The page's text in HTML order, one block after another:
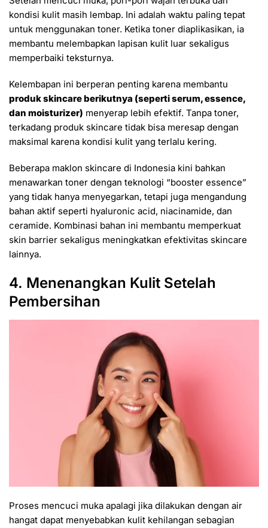
kondisi kulit masih lembap. Ini adalah waktu paling tepat
untuk menggunakan toner. Ketika toner diaplikasikan, ia
membantu melembapkan lapisan kulit luar sekaligus
memperbaiki teksturnya.
Kelembapan ini berperan penting karena membantu
produk skincare berikutnya (seperti serum, essence,
dan moisturizer) menyerap lebih efektif. Tanpa toner,
terkadang produk skincare tidak bisa meresap dengan
maksimal karena kondisi kulit yang terlalu kering.
Beberapa maklon skincare di Indonesia kini bahkan
menawarkan toner dengan teknologi “booster essence”
yang tidak hanya menyegarkan, tetapi juga mengandung
bahan aktif seperti hyaluronic acid, niacinamide, dan
ceramide. Kombinasi bahan ini membantu memperkuat
skin barrier sekaligus meningkatkan efektivitas skincare
lainnya.
4. Menenangkan Kulit Setelah
Pembersihan
Proses mencuci muka apalagi jika dilakukan dengan air
hangat dapat menyebabkan kulit kehilangan sebagian